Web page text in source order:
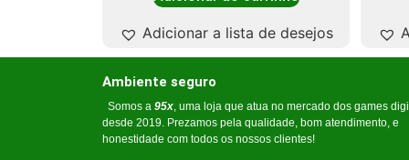
Adicionar a lista de desejos
Ambiente seguro
Somos a 95x, uma loja que atua no mercado dos games
desde 2019. Prezamos pela qualidade, bom atendimento, e
honestidade com todos os nossos clientes!